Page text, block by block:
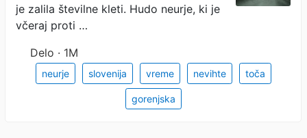
je zalila številne kleti. Hudo neurje, ki je
včeraj proti …
Delo · 1M
neurje slovenija vreme nevihte toča
gorenjska